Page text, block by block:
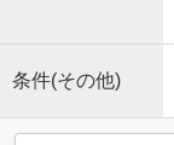
条件(その他)